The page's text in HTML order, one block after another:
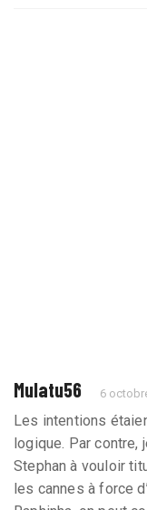
Mulatu56 6
Les intentions
logique. Par contre,
Stephan à vouloir
les cannes à force